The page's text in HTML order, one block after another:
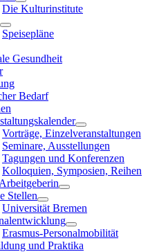
Die Kulturinstitute
Speisepläne
Gesundheit
Bedarf
Vorträge, Einzelveranstaltungen
Seminare, Ausstellungen
Tagungen und Konferenzen
Kolloquien, Symposien, Reihen
Stellen
Universität Bremen
Erasmus-Personalmobilität
und Praktika